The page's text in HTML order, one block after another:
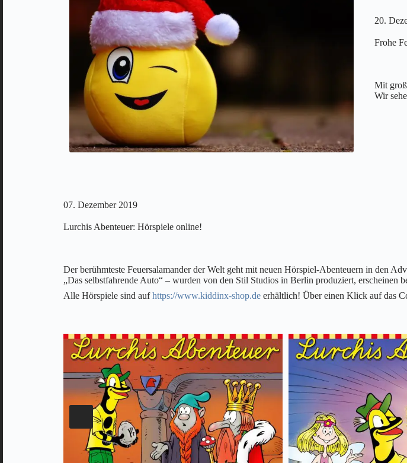
20.
Frohe
Mit
Wir
07. Dezember 2019
Lurchis Abenteuer: Hörspiele online!
Der berühmteste Feuersalamander der Welt geht mit neuen Hörspiel-Abenteuern in den
„Das selbstfahrende Auto“ – wurden von den Stil Studios in Berlin produziert,
Alle Hörspiele sind aufhttps://www.kiddinx-shop.de erhältlich! Über einen Klick auf das